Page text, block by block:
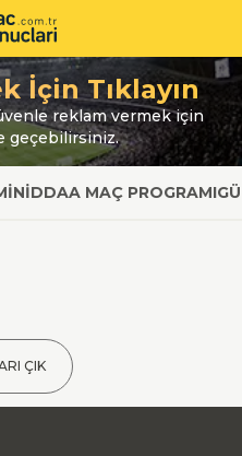
İçin Tıklayın
reklam vermek için
geçebilirsiniz.
İDDAA MAÇ PROGRAMI
ÇIK